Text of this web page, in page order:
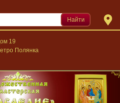
19
Полянка
Найти